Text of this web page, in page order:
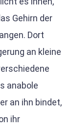
Gehirn der
Dort
an kleine
anabole
an ihn bindet,
ihr